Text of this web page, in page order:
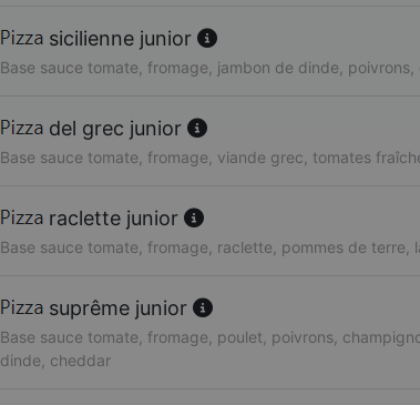
sicilienne junior
Base sauce tomate, fromage, jambon de dinde, poivrons,
del grec junior
Base sauce tomate, fromage, viande grec, tomates
raclette junior
Base sauce tomate, fromage, raclette, pommes de terre,
suprême junior
Base sauce tomate, fromage, poulet, poivrons,
dinde, cheddar